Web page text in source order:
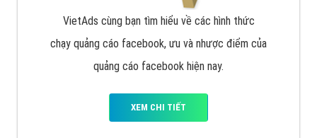
VietAds cùng bạn tìm hiểu về các hình thức
chạy quảng cáo facebook, ưu và nhược điểm của
quảng cáo facebook hiện nay.
XEM CHI TIẾT